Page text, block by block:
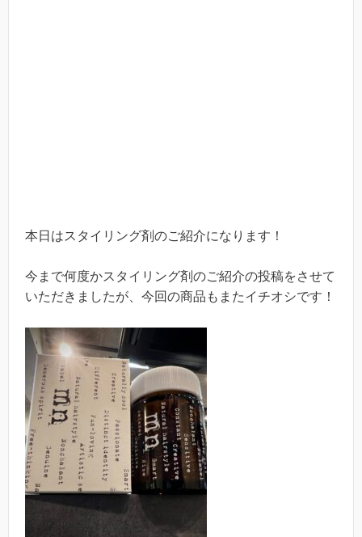
本日はスタイリング剤のご紹介になります！
今まで何度かスタイリング剤のご紹介の投稿をさせて
いただきましたが、今回の商品もまたイチオシです！